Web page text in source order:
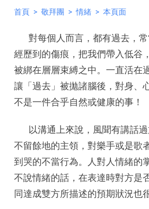
首頁 >敬拜團 >情緒 > 本頁面
對每個人而言，都有過去，
經歷到的傷痕，把我們帶入低谷
被綁在層層束縛之中。一直活在
讓「過去」被拋諸腦後，對身、
不是一件合乎自然或健康的事！
以溝通上來說，風聞有講話
不留餘地的主領，對樂手或是歌
到哭的不當行為。人對人情緒的
不說情緒的話，在表達時對方是
同達成雙方所描述的預期狀況也